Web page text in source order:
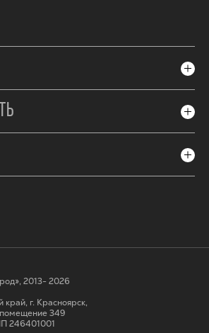
2013- 2026
г. Красноярск,
помещение 349
246401001